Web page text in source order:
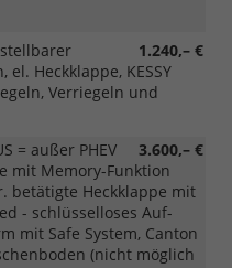
1.240,– €
Heckklappe, KESSY
Verriegeln und
3.600,– €
= außer PHEV
mit Memory-Funktion
betätigte Heckklappe mit
- schlüsselloses Auf-
mit Safe System, Canton
(nicht möglich